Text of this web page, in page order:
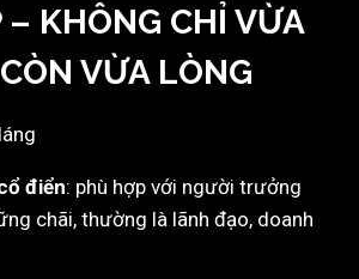
– KHÔNG CHỈ VỪA
VỪA LÒNG
điển: phù hợp với người trưởng
chãi, thường là lãnh đạo, doanh